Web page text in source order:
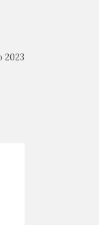
2023